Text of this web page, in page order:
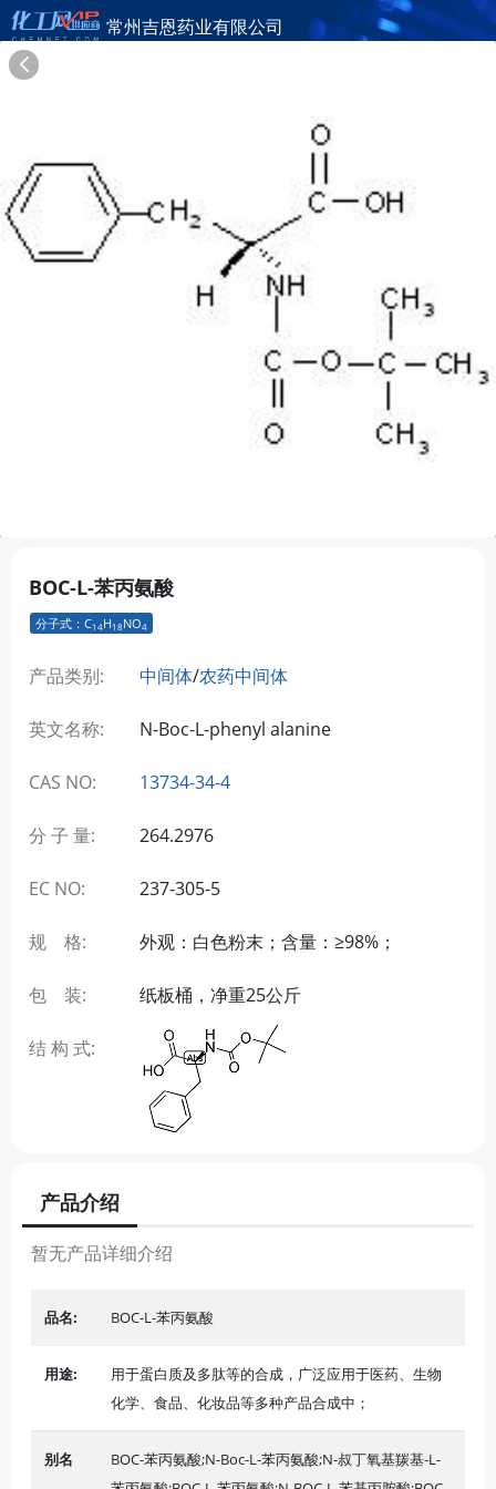
常州吉恩药业有限公司
常州吉恩药业有限公司
GENCHEM & GENPHARM (CHANGZHOU) CO., LTD.
在线询盘
供应商合作
BOC-L-苯丙氨酸
分子式：C14H18NO4
产品类别: 中间体/农药中间体
英文名称: N-Boc-L-phenyl alanine
CAS NO: 13734-34-4
分 子 量: 264.2976
EC NO: 237-305-5
规 格: 外观：白色粉末；含量：≥98%；
包 装: 纸板桶，净重25公斤
结 构 式:
产品介绍
暂无产品详细介绍
品名: BOC-L-苯丙氨酸
用途:
用于蛋白质及多肽等的合成，广泛应用于医药、生物
化学、食品、化妆品等多种产品合成中；
别名
BOC-苯丙氨酸;N-Boc-L-苯丙氨酸;N-叔丁氧基羰基-L-